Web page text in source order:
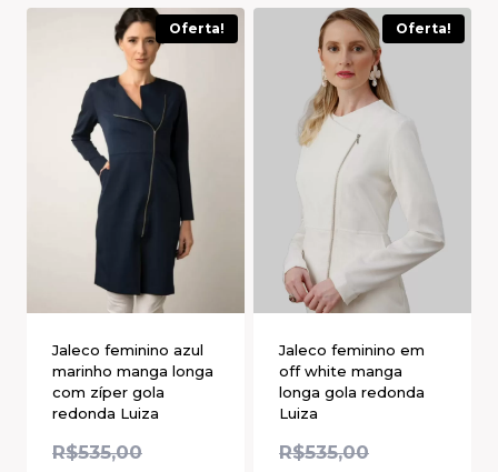
Oferta!
Jaleco feminino azul
marinho manga longa
com zíper gola
redonda Luiza
R$535,00
Oferta!
Jaleco feminino em
off white manga
longa gola redonda
Luiza
R$535,00